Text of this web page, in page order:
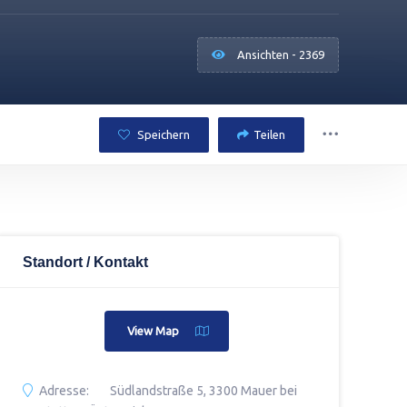
Ansichten - 2369
Speichern Teilen
Standort / Kontakt
View Map
Adresse:
Südlandstraße 5, 3300 Mauer bei